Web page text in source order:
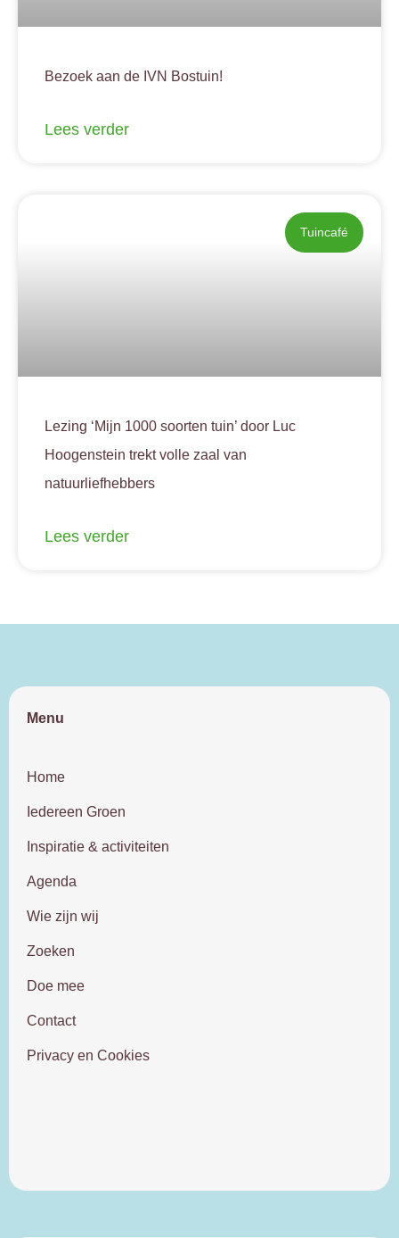
Bezoek aan de IVN Bostuin!
Lees verder
Tuincafé
Lezing ‘Mijn 1000 soorten tuin’ door Luc
Hoogenstein trekt volle zaal van
natuurliefhebbers
Lees verder
Menu
Home
Iedereen Groen
Inspiratie & activiteiten
Agenda
Wie zijn wij
Zoeken
Doe mee
Contact
Privacy en Cookies